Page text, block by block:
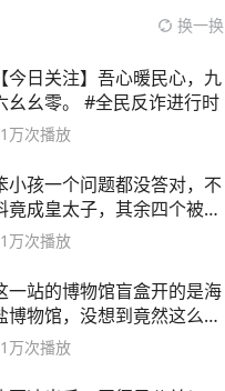
换一换
【今日关注】吾心暖民心，九
幺幺零。 #全民反诈进行时
万次播放
小孩一个问题都没答对，不
竟成皇太子，其余四个被处
万次播放
一站的博物馆盲盒开的是海
博物馆，没想到竟然这么好
！
万次播放